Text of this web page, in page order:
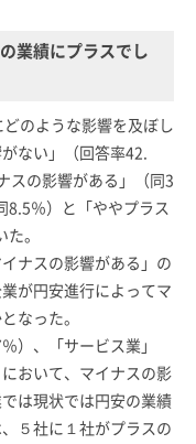
業績にプラスでし
のような影響を及ぼし
ない」（回答率42.
スの影響がある」（同3
8.5％）と「ややプラス
。
ナスの影響がある」の
が円安進行によってマ
なった。
）、「サービス業」
おいて、マイナスの影
は現状では円安の業績
５社に１社がプラスの